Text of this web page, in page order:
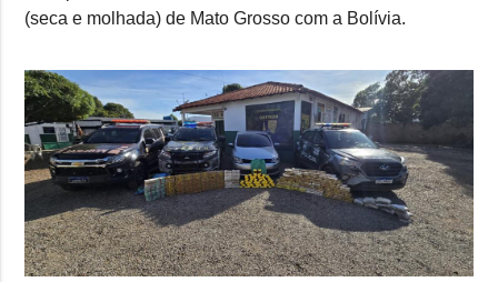
(seca e molhada) de Mato Grosso com a Bolívia.